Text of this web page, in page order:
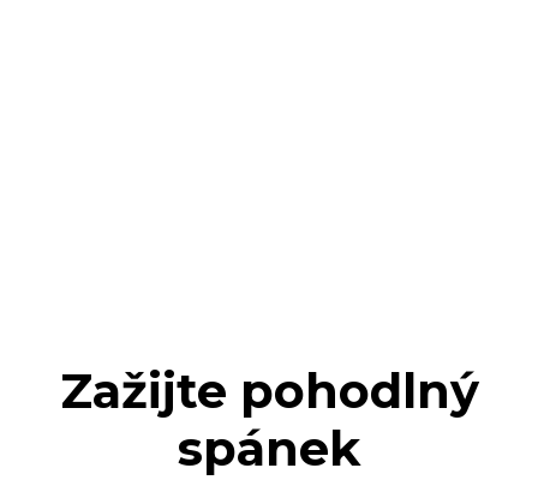
Zažijte pohodlný
spánek